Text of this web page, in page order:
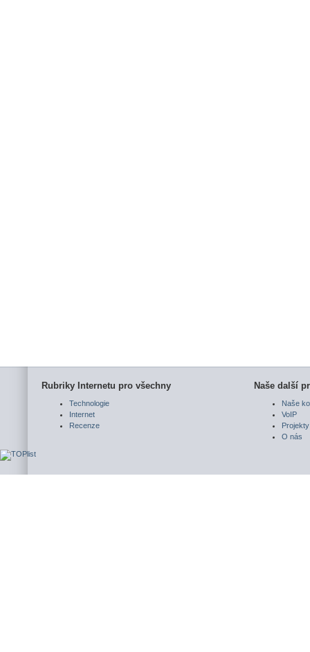
Rubriky Internetu pro všechny
Technologie
Internet
Recenze
Naše další
Naše
VoIP
Projekty
O nás